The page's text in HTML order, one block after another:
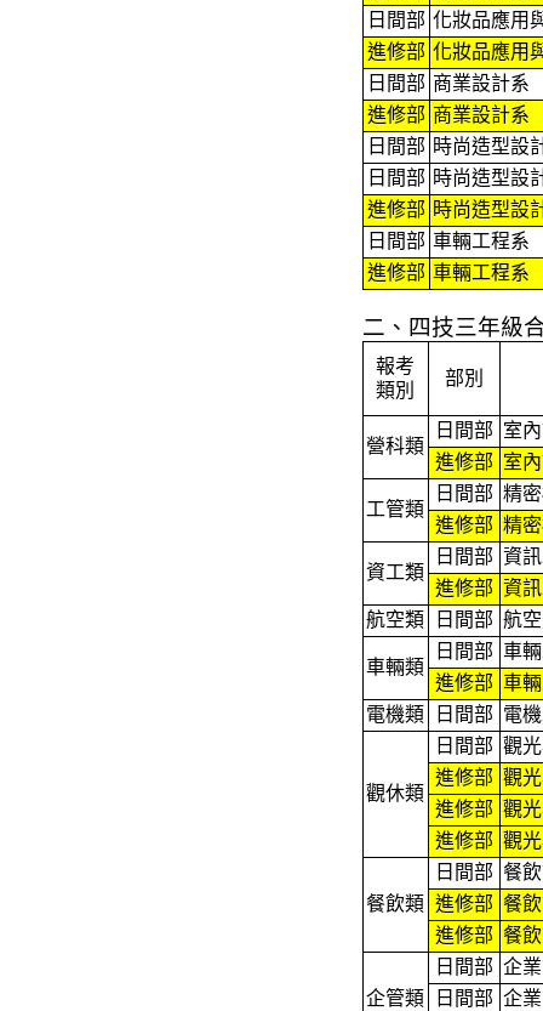
日間部 化妝品應用
進修部 化妝品應用
日間部 商業設計系
進修部 商業設計系
日間部 時尚造型設
日間部 時尚造型設
進修部 時尚造型設
日間部 車輛工程系
進修部 車輛工程系
二、四技三年級
報考
類別
部別
營科類
日間部 室
進修部 室
工管類
日間部 精
進修部 精
資工類
日間部 資
進修部 資
航空類
日間部 航
車輛類
日間部 車
進修部 車
電機類
日間部 電
觀休類
日間部 觀
進修部 觀
進修部 觀
進修部 觀
餐飲類
日間部 餐
進修部 餐飲
進修部 餐
企管類
日間部 企
日間部 企